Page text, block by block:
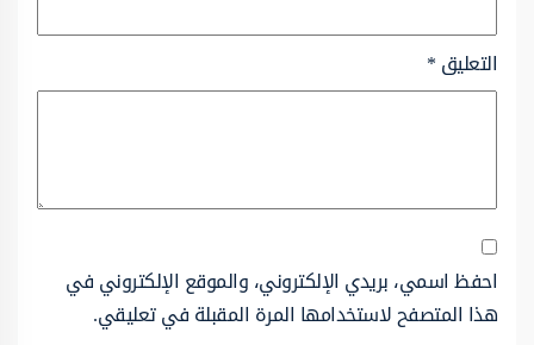
التعليق*
احفظ اسمي، بريدي الإلكتروني، والموقع الإلكتروني في
هذا المتصفح لاستخدامها المرة المقبلة في تعليقي.